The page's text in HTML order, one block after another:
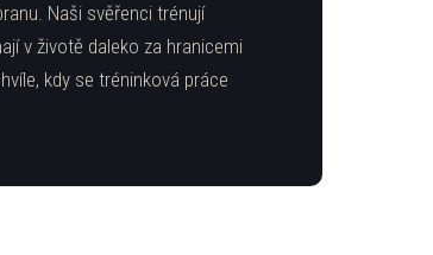
Naši svěřenci trénují
v životě daleko za hranicemi
kdy se tréninková práce